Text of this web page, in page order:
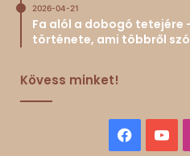
2026-04-21
Fa alól a dobogó tetejére
története, ami többről
Kövess minket!